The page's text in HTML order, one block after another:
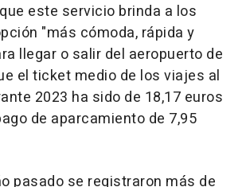
este servicio brinda a los
"más cómoda, rápida y
llegar o salir del aeropuerto de
el ticket medio de los viajes al
2023 ha sido de 18,17 euros
de aparcamiento de 7,95
pasado se registraron más de